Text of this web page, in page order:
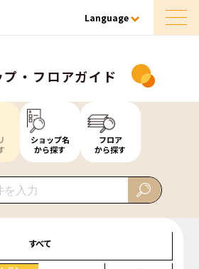
Language
プ・フロアガイド
ショップ名
から探す
フロア
から探す
すべて